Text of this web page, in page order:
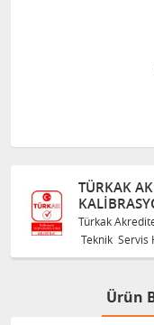
TÜRKAK
Türkak
Teknik Servis
Ürün